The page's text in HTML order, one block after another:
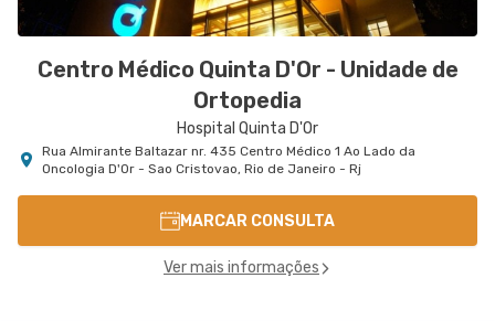
Centro Médico Quinta D'Or - Unidade de
Ortopedia
Hospital Quinta D'Or
Rua Almirante Baltazar nr. 435 Centro Médico 1 Ao Lado da
Oncologia D'Or - Sao Cristovao, Rio de Janeiro - Rj
MARCAR CONSULTA
Ver mais informações